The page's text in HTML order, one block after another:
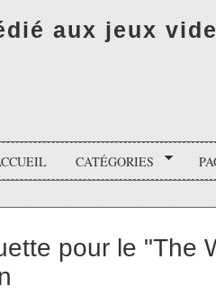
aux jeux
CATÉGORIES
pour le "The